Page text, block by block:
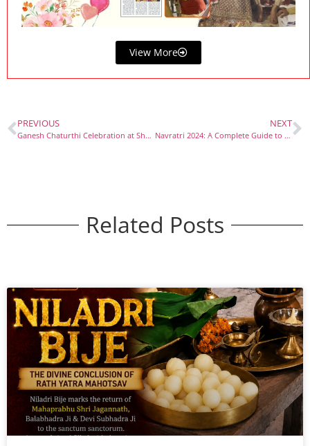
View More
PREVIOUS
Ganesh Chaturthi Celebration at Shri Jagannath Mandir, Thyagraj Nagar, Delhi – 7th September 2024
NEXT
Navratri 2024: A Complete Guide to Puja Vidhi and Rituals at Shri Jagannath Mandir, Thyagraj Nagar, Delhi
Related Posts